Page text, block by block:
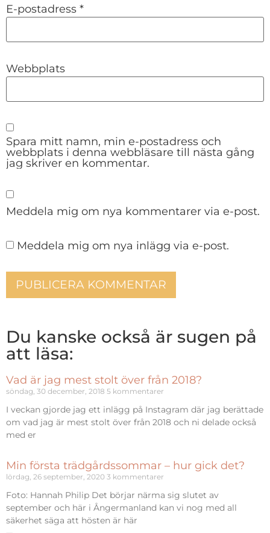
E-postadress *
Webbplats
Spara mitt namn, min e-postadress och
webbplats i denna webbläsare till nästa gång
jag skriver en kommentar.
Meddela mig om nya kommentarer via e-post.
Meddela mig om nya inlägg via e-post.
Du kanske också är sugen på
att läsa:
Vad är jag mest stolt över från 2018?
söndag, 30 december, 2018 5 kommentarer
I veckan gjorde jag ett inlägg på Instagram där jag berättade
om vad jag är mest stolt över från 2018 och ni delade också
med er
Min första trädgårdssommar – hur gick det?
lördag, 26 september, 2020 3 kommentarer
Foto: Hannah Philip Det börjar närma sig slutet av
september och här i Ångermanland kan vi nog med all
säkerhet säga att hösten är här